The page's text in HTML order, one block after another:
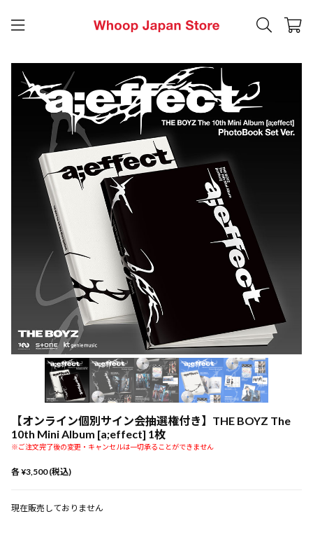
【オンライン個別サイン会抽選権付き】THE BOYZ The
10th Mini Album [a;effect] 1枚
※ご注文完了後の変更・キャンセルは一切承ることができません
各 ¥3,500 (税込)
現在販売しておりません